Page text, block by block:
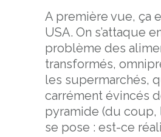
A première vue, ça
USA. On s’attaque
problème des
transformés,
les supermarchés,
carrément évincés
pyramide (du coup,
se pose : est-ce